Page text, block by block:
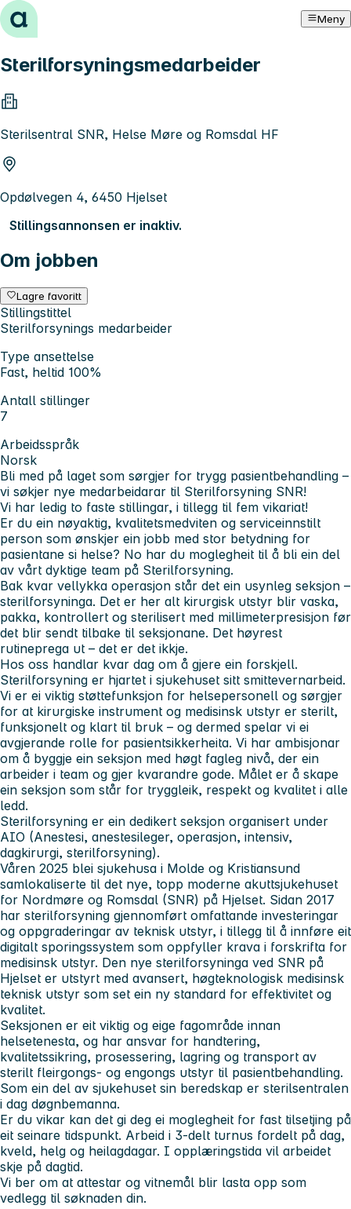
Hopp til innhold Meny
Sterilforsyningsmedarbeider
Sterilsentral SNR, Helse Møre og Romsdal HF
Opdølvegen 4, 6450 Hjelset
Stillingsannonsen er inaktiv.
Om jobben
Lagre favoritt
Stillingstittel
Sterilforsynings medarbeider
Type ansettelse
Fast, heltid 100%
Antall stillinger
7
Arbeidsspråk
Norsk
Bli med på laget som sørgjer for trygg pasientbehandling –
vi søkjer nye medarbeidarar til Sterilforsyning SNR!
Vi har ledig to faste stillingar, i tillegg til fem vikariat!
Er du ein nøyaktig, kvalitetsmedviten og serviceinnstilt
person som ønskjer ein jobb med stor betydning for
pasientane si helse? No har du moglegheit til å bli ein del
av vårt dyktige team på Sterilforsyning.
Bak kvar vellykka operasjon står det ein usynleg seksjon –
sterilforsyninga. Det er her alt kirurgisk utstyr blir vaska,
pakka, kontrollert og sterilisert med millimeterpresisjon før
det blir sendt tilbake til seksjonane. Det høyrest
rutineprega ut – det er det ikkje.
Hos oss handlar kvar dag om å gjere ein forskjell.
Sterilforsyning er hjartet i sjukehuset sitt smittevernarbeid.
Vi er ei viktig støttefunksjon for helsepersonell og sørgjer
for at kirurgiske instrument og medisinsk utstyr er sterilt,
funksjonelt og klart til bruk – og dermed spelar vi ei
avgjerande rolle for pasientsikkerheita. Vi har ambisjonar
om å byggje ein seksjon med høgt fagleg nivå, der ein
arbeider i team og gjer kvarandre gode. Målet er å skape
ein seksjon som står for tryggleik, respekt og kvalitet i alle
ledd.
Sterilforsyning er ein dedikert seksjon organisert under
AIO (Anestesi, anestesileger, operasjon, intensiv,
dagkirurgi, sterilforsyning).
Våren 2025 blei sjukehusa i Molde og Kristiansund
samlokaliserte til det nye, topp moderne akuttsjukehuset
for Nordmøre og Romsdal (SNR) på Hjelset. Sidan 2017
har sterilforsyning gjennomført omfattande investeringar
og oppgraderingar av teknisk utstyr, i tillegg til å innføre eit
digitalt sporingssystem som oppfyller krava i forskrifta for
medisinsk utstyr. Den nye sterilforsyninga ved SNR på
Hjelset er utstyrt med avansert, høgteknologisk medisinsk
teknisk utstyr som set ein ny standard for effektivitet og
kvalitet.
Seksjonen er eit viktig og eige fagområde innan
helsetenesta, og har ansvar for handtering,
kvalitetssikring, prosessering, lagring og transport av
sterilt fleirgongs- og engongs utstyr til pasientbehandling.
Som ein del av sjukehuset sin beredskap er sterilsentralen
i dag døgnbemanna.
Er du vikar kan det gi deg ei moglegheit for fast tilsetjing på
eit seinare tidspunkt. Arbeid i 3-delt turnus fordelt på dag,
kveld, helg og heilagdagar. I opplæringstida vil arbeidet
skje på dagtid.
Vi ber om at attestar og vitnemål blir lasta opp som
vedlegg til søknaden din.